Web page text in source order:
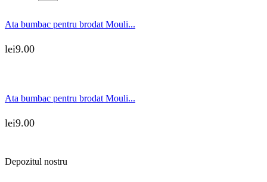
Ata bumbac pentru brodat Mouli...
lei9.00
Ata bumbac pentru brodat Mouli...
lei9.00
Depozitul nostru